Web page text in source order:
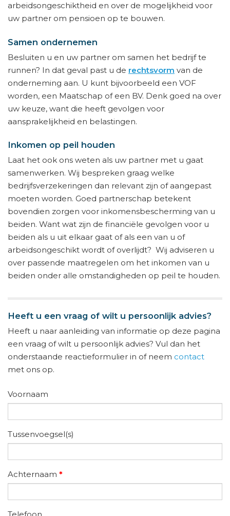
arbeidsongeschiktheid en over de mogelijkheid voor
uw partner om pensioen op te bouwen.
Samen ondernemen
Besluiten u en uw partner om samen het bedrijf te
runnen? In dat geval past u de rechtsvorm van de
onderneming aan. U kunt bijvoorbeeld een VOF
worden, een Maatschap of een BV. Denk goed na over
uw keuze, want die heeft gevolgen voor
aansprakelijkheid en belastingen.
Inkomen op peil houden
Laat het ook ons weten als uw partner met u gaat
samenwerken. Wij bespreken graag welke
bedrijfsverzekeringen dan relevant zijn of aangepast
moeten worden. Goed partnerschap betekent
bovendien zorgen voor inkomensbescherming van u
beiden. Want wat zijn de financiële gevolgen voor u
beiden als u uit elkaar gaat of als een van u of
arbeidsongeschikt wordt of overlijdt? Wij adviseren u
over passende maatregelen om het inkomen van u
beiden onder alle omstandigheden op peil te houden.
Heeft u een vraag of wilt u persoonlijk advies?
Heeft u naar aanleiding van informatie op deze pagina
een vraag of wilt u persoonlijk advies? Vul dan het
onderstaande reactieformulier in of neem contact
met ons op.
Voornaam
Tussenvoegsel(s)
Achternaam *